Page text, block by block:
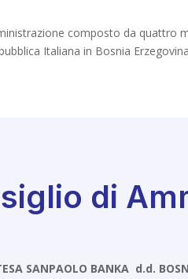
composto da quattro
Italiana in Bosnia
di
SANPAOLO BANKA d.d.